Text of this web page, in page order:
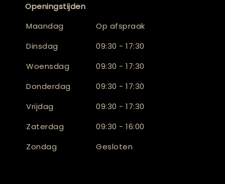
Openingstijden
Maandag
Op afspraak
Dinsdag
09:30 - 17:30
Woensdag
09:30 - 17:30
Donderdag
09:30 - 17:30
Vrijdag
09:30 - 17:30
Zaterdag
09:30 - 16:00
Zondag
Gesloten